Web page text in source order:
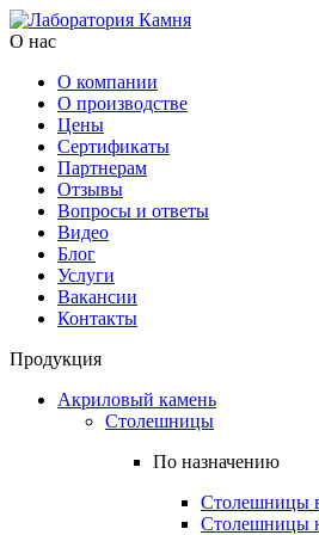
О нас
О компании
О производстве
Цены
Cертификаты
Партнерам
Отзывы
Вопросы и ответы
Видео
Блог
Услуги
Вакансии
Контакты
Продукция
Акриловый камень
Столешницы
По назначению
Столешницы
Столешницы